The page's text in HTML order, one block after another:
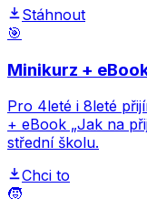
Stáhnout
🎯
Minikurz +
Pro 4leté i 8leté
+ eBook „Jak na
střední školu.
Chci to
🧒